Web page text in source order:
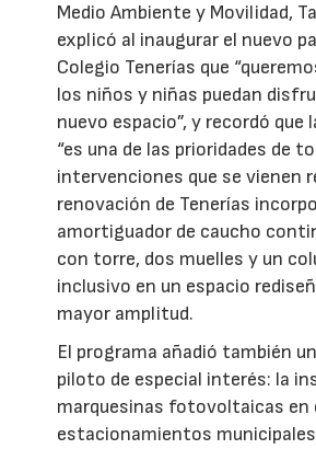
Medio Ambiente y Movilidad,
explicó al inaugurar el nuevo
Colegio Tenerías que
los niños y niñas puedan
nuevo espacio”, y recordó que
“es una de las prioridades de
intervenciones que se vienen
renovación de Tenerías
amortiguador de caucho
con torre, dos muelles y un
inclusivo en un espacio
mayor amplitud.
El programa añadió también
piloto de especial interés: la
marquesinas fotovoltaicas en
estacionamientos